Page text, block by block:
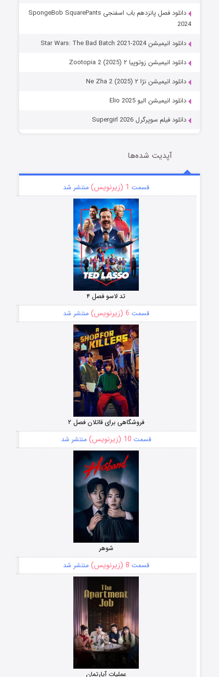
دانلود فصل پانزدهم باب اسفنجی SpongeBob SquarePants
دانلود انیمیشن Star Wars: The Bad Batch 2021-2024
دانلود انیمیشن زوتوپیا ۲ Zootopia 2 (2025)
دانلود انیمیشن نژا ۲ Ne Zha 2 (2025)
دانلود انیمیشن الیو Elio 2025
دانلود فیلم سوپرگرل Supergirl 2026
آپدیت شده‌ها
قسمت1 (زیرنویس) منتشر شد
تد لاسو فصل ۴
قسمت6 (زیرنویس) منتشر شد
فروشگاهی برای قاتلان فصل ۲
قسمت10 (زیرنویس) منتشر شد
قسمت8 (زیرنویس) منتشر شد
عملیات آپارتمان